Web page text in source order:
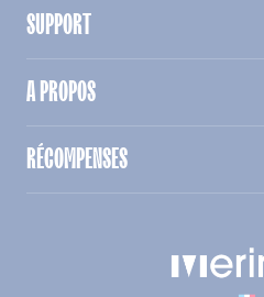
SUPPORT
A PROPOS
RÉCOMPENSES